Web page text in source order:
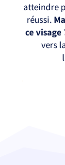
atteindre
réussi.
ce visage
vers